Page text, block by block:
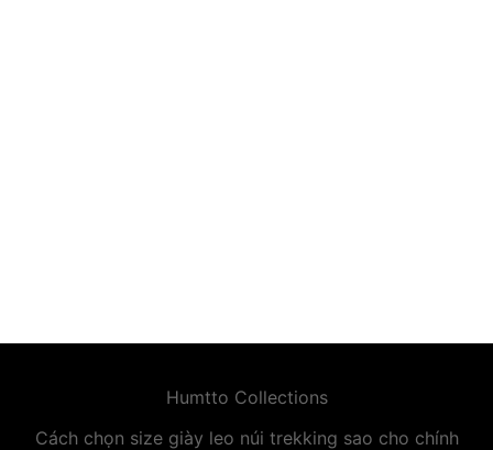
Humtto Collections
Cách chọn size giày leo núi trekking sao cho chính